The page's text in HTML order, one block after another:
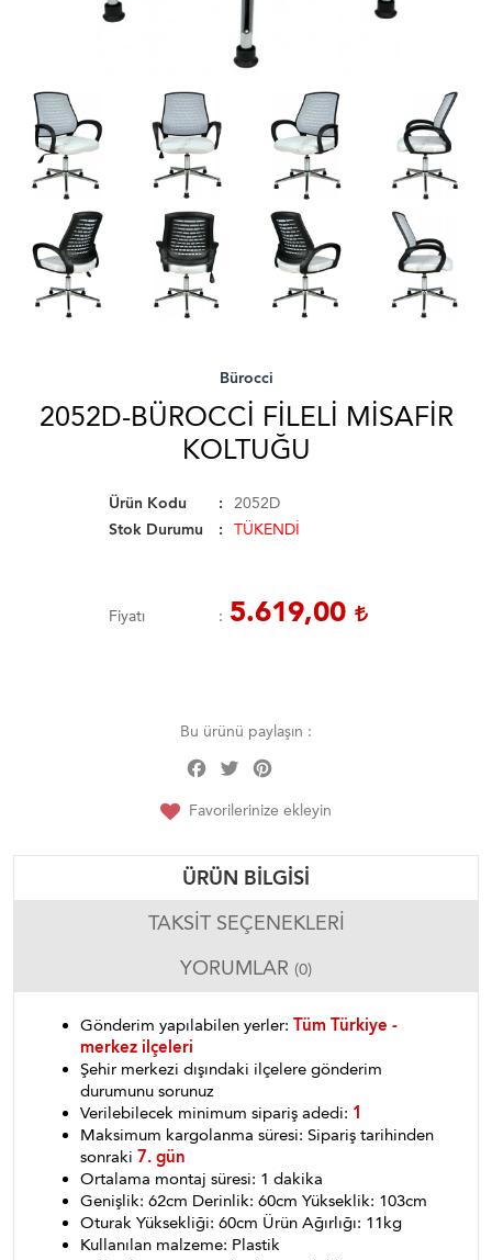
Bürocci
2052D-BÜROCCI FILELI MISAFIR
KOLTUĞU
Ürün Kodu
2052D
Stok Durumu
TÜKENDİ
Fiyatı 5.619,00
Bu ürünü paylaşın :
Facebook
Twitter
Favorilerinize ekleyin
ÜRÜN BILGISI
TAKSIT SEÇENEKLERI
YORUMLAR (0)
Gönderim yapılabilen yerler: Tüm Türkiye -
merkez ilçeleri
Şehir merkezi dışındaki ilçelere gönderim
durumunu sorunuz
Verilebilecek minimum sipariş adedi: 1
Maksimum kargolanma süresi: Sipariş tarihinden
sonraki 7. gün
Ortalama montaj süresi: 1 dakika
Genişlik: 62cm Derinlik: 60cm Yükseklik: 103cm
Oturak Yüksekliği: 60cm Ürün Ağırlığı: 11kg
Kullanılan malzeme: Plastik